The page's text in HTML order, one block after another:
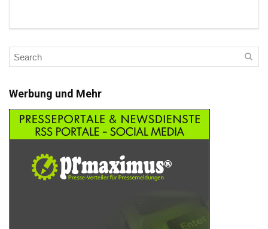
Werbung und Mehr